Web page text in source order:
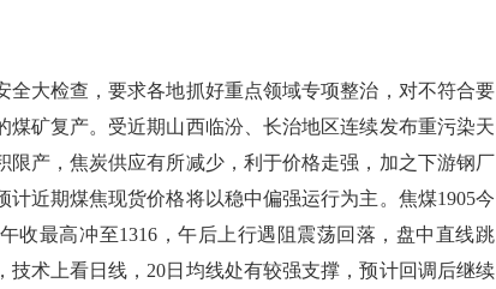
大检查，要求各地抓好重点领域专项整治，对不符合要
煤矿复产。受近期山西临汾、长治地区连续发布重污染天
限产，焦炭供应有所减少，利于价格走强，加之下游钢厂
计近期煤焦现货价格将以稳中偏强运行为主。焦煤1905今
收最高冲至1316，午后上行遇阻震荡回落，盘中直线跳
技术上看日线，20日均线处有较强支撑，预计回调后继续